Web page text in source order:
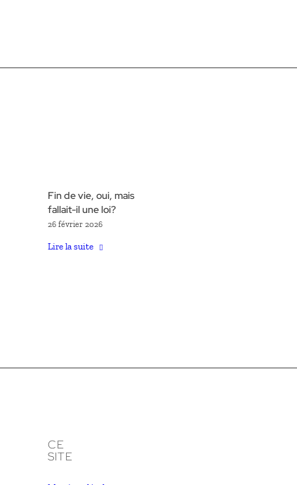
Fin de vie, oui, mais
fallait-il une loi?
26 février 2026
Lire la suite
CE
SITE